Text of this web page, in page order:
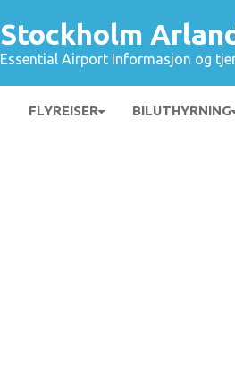
Stockholm
Essential Airport Informasjon og
FLYREISER BILUTHYRNING